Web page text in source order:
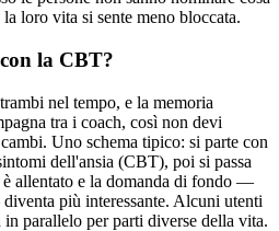
loro vita si sente meno bloccata.
la CBT?
nel tempo, e la memoria
tra i coach, così non devi
Uno schema tipico: si parte con
dell'ansia (CBT), poi si passa
allentato e la domanda di fondo —
più interessante. Alcuni utenti
parallelo per parti diverse della vita.